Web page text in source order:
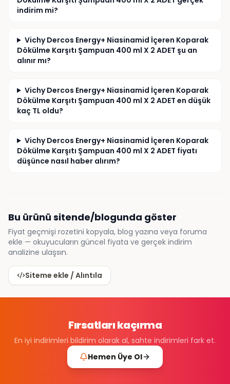
indirim mi?
Vichy Dercos Energy+ Niasinamid İçeren Koparak
Dökülme Karşıtı Şampuan 400 ml X 2 ADET şu an
alınır mı?
Vichy Dercos Energy+ Niasinamid İçeren Koparak
Dökülme Karşıtı Şampuan 400 ml X 2 ADET en düşük
kaç TL oldu?
Vichy Dercos Energy+ Niasinamid İçeren Koparak
Dökülme Karşıtı Şampuan 400 ml X 2 ADET fiyatı
düşünce nasıl haber alırım?
Bu ürünü sitende/blogunda göster
Fiyat geçmişi rozetini kopyala, blog yazına veya foruma
ekle — okuyucuların güncel fiyata ve gerçek indirim
analizine ulaşsın.
Siteme ekle / Alıntıla
Fırsatları kaçırma
En iyi indirimleri bildirim olarak al, sahte indirimleri fark et.
Hemen Üye Ol